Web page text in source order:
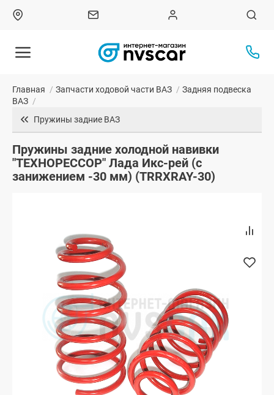
Главная / Запчасти ходовой части ВАЗ / Задняя подвеска
ВАЗ /
Пружины задние ВАЗ
Пружины задние холодной навивки
"ТЕХНОРЕССОР" Лада Икс-рей (с
занижением -30 мм) (TRRXRAY-30)